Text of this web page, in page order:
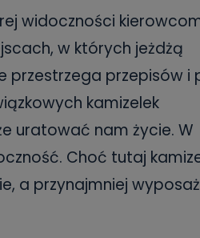
widoczności
w których jeżdżą
przestrzega przepisów i
kamizelek
uratować nam życie. W
Choć tutaj
a przynajmniej